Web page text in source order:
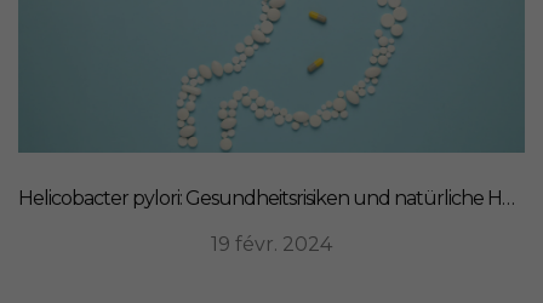
Helicobacter pylori: Gesundheitsrisiken und natürliche Heilmittel
19 févr. 2024